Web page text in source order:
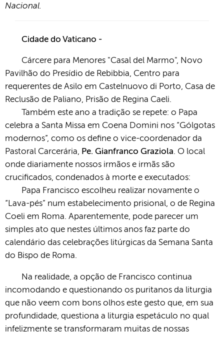
Nacional.
Cidade do Vaticano -
Cárcere para Menores "Casal del Marmo", Novo
Pavilhão do Presídio de Rebibbia, Centro para
requerentes de Asilo em Castelnuovo di Porto, Casa de
Reclusão de Paliano, Prisão de Regina Caeli.
Também este ano a tradição se repete: o Papa
celebra a Santa Missa em Coena Domini nos “Gólgotas
modernos”, como os define o vice-coordenador da
Pastoral Carcerária, Pe. Gianfranco Graziola. O local
onde diariamente nossos irmãos e irmãs são
crucificados, condenados à morte e executados:
Papa Francisco escolheu realizar novamente o
“Lava-pés” num estabelecimento prisional, o de Regina
Coeli em Roma. Aparentemente, pode parecer um
simples ato que nestes últimos anos faz parte do
calendário das celebrações litúrgicas da Semana Santa
do Bispo de Roma.
Na realidade, a opção de Francisco continua
incomodando e questionando os puritanos da liturgia
que não veem com bons olhos este gesto que, em sua
profundidade, questiona a liturgia espetáculo no qual
infelizmente se transformaram muitas de nossas